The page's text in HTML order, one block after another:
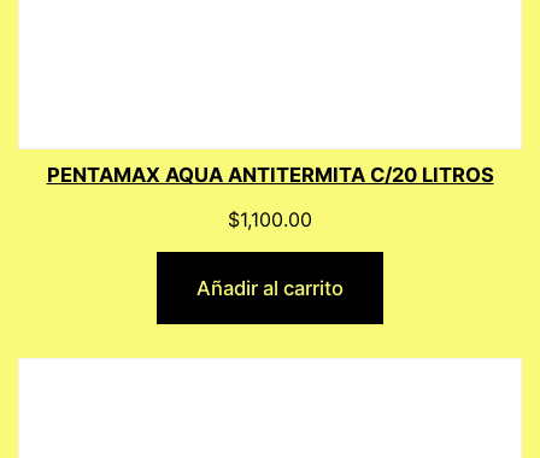
PENTAMAX AQUA ANTITERMITA C/20 LITROS
$1,100.00
Añadir al carrito